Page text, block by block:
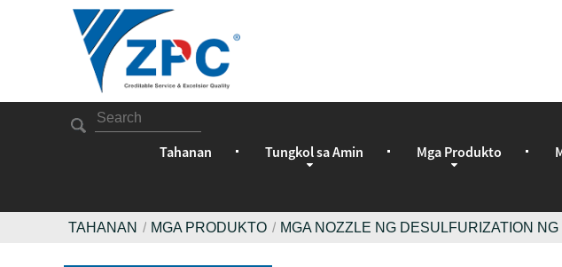
Tahanan Tungkol sa Amin Mga Produkto
TAHANAN MGA PRODUKTO MGA NOZZLE NG DESULFURIZATION